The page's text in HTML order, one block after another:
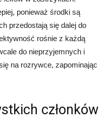
ponieważ środki są
przedostają się dalej do
rośnie z każdą
do nieprzyjemnych i
na rozrywce, zapominając
członków